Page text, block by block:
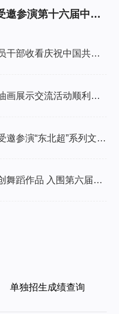
邀参演第十六届中俄
干部收看庆祝中国共产
画展示交流活动顺利启
参演“东北超”系列文艺
舞蹈作品 入围第六届荷
单独招生成绩查询